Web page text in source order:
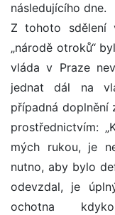
následujícího dne.
Z tohoto sdělení
„národě otroků“
vláda v Praze
jednat dál na
případná doplnění
prostřednictvím:
mých rukou, je
nutno, aby bylo
odevzdal, je
ochotna